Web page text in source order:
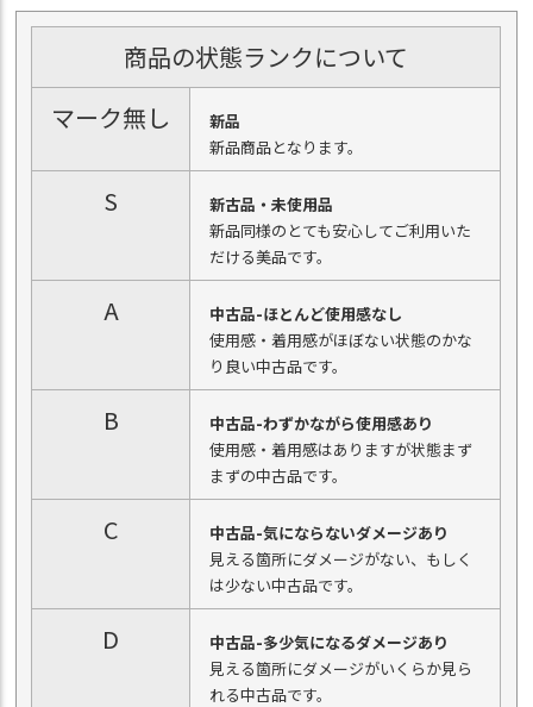
商品の状態ランクについて
マーク無し
新品
新品商品となります。
S
新古品・未使用品
新品同様のとても安心してご利用いた
だける美品です。
A
中古品-ほとんど使用感なし
使用感・着用感がほぼない状態のかな
り良い中古品です。
B
中古品-わずかながら使用感あり
使用感・着用感はありますが状態まず
まずの中古品です。
C
中古品-気にならないダメージあり
見える箇所にダメージがない、もしく
は少ない中古品です。
D
中古品-多少気になるダメージあり
見える箇所にダメージがいくらか見ら
れる中古品です。